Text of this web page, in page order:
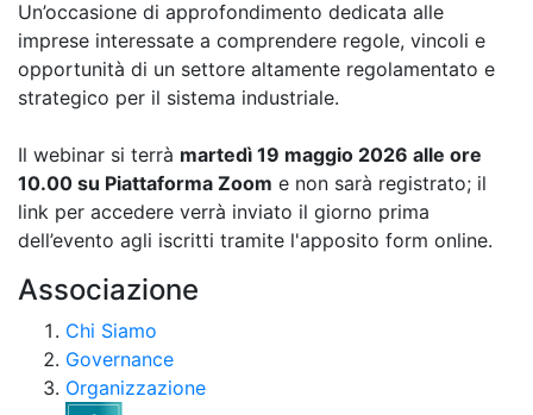
Un’occasione di approfondimento dedicata alle
imprese interessate a comprendere regole, vincoli e
opportunità di un settore altamente regolamentato e
strategico per il sistema industriale.
Il webinar si terrà martedì 19 maggio 2026 alle ore
10.00 su Piattaforma Zoom e non sarà registrato; il
link per accedere verrà inviato il giorno prima
dell’evento agli iscritti tramite l'apposito form online.
Associazione
Chi Siamo
Governance
Organizzazione